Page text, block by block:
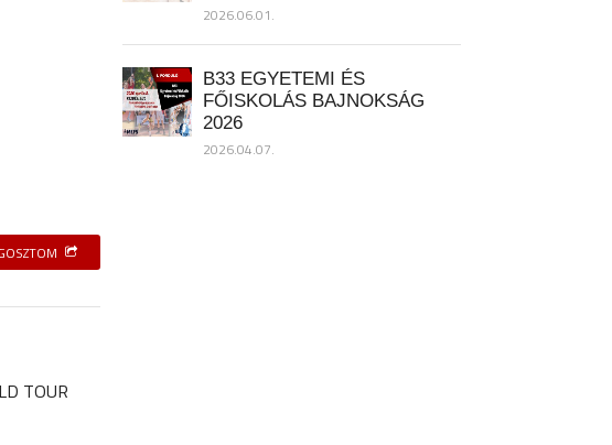
TOUR
2026.06.01.
B33 EGYETEMI ÉS
FŐISKOLÁS BAJNOKSÁG
2026
2026.04.07.